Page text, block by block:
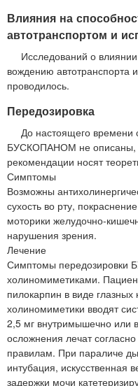
Влияния на
автотранспортом и
Исследований о
вождению
проводилось.
Передозировка
До настоящего времени
БУСКОПАНОМ не описаны,
рекомендации носят
Симптомы
Возможны
сухость во рту,
моторики желудочно-
нарушения зрения.
Лечение
Симптомы передозировки
холиномиметиками.
пилокарпин в виде
холиномиметики вводят
2,5 мг внутримышечно или
осложнения лечат
правилам. При параличе
интубация, искусственная
задержки мочи